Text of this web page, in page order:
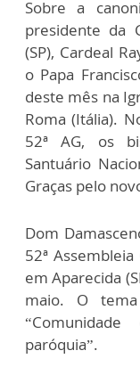
Sobre a
presidente da
(SP), Cardeal
o Papa
deste mês na
Roma (Itália).
52ª AG, os
Santuário
Graças pelo
Dom
52ª
em Aparecida
maio. O
paróquia”.